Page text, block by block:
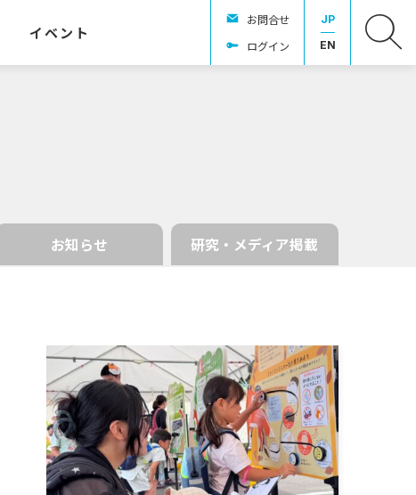
イベント
お問合せ
ログイン
JP
EN
お知らせ 研究・メディア掲載